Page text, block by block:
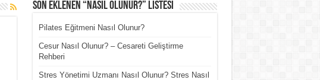
Son Eklenen “Nasıl Olunur?” Listesi
Pilates Eğitmeni Nasıl Olunur?
Cesur Nasıl Olunur? – Cesareti Geliştirme
Rehberi
Stres Yönetimi Uzmanı Nasıl Olunur? Stres Nasıl